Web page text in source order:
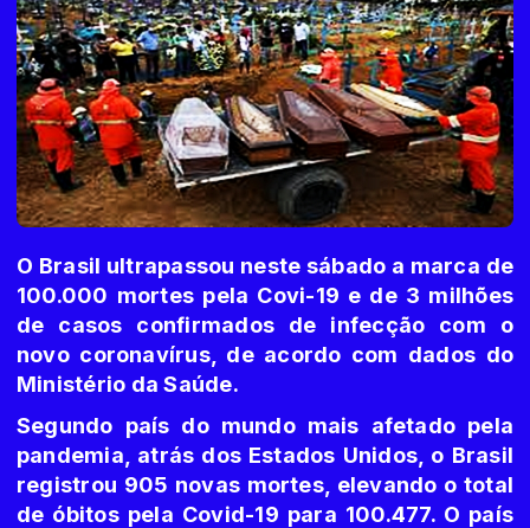
O Brasil ultrapassou neste sábado a marca de
100.000 mortes pela Covi-19 e de 3 milhões
de casos confirmados de infecção com o
novo coronavírus, de acordo com dados do
Ministério da Saúde.
Segundo país do mundo mais afetado pela
pandemia, atrás dos Estados Unidos, o Brasil
registrou 905 novas mortes, elevando o total
de óbitos pela Covid-19 para 100.477. O país